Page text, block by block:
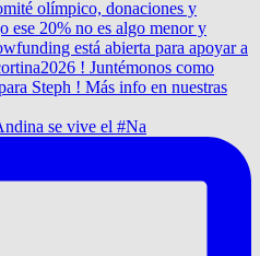
se vive el #Na